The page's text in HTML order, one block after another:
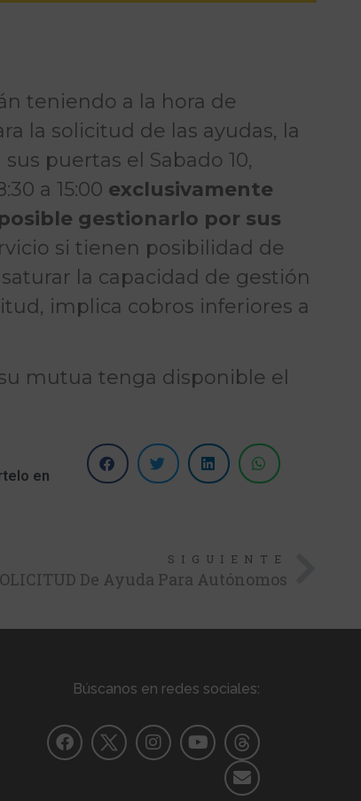
teniendo a la hora de
la solicitud de las ayudas, la
puertas el Sabado 10,
a 15:00 exclusivamente
gestionarlo por sus
si tienen posibilidad de
la capacidad de gestión
implica cobros inferiores a
mutua tenga disponible el
en
SIGUIENTE
De Ayuda Para Autónomos
Búscanos en redes sociales: